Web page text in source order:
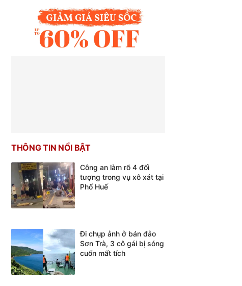
THÔNG TIN NỔI BẬT
Công an làm rõ 4 đối
tượng trong vụ xô xát tại
Phố Huế
Đi chụp ảnh ở bán đảo
Sơn Trà, 3 cô gái bị sóng
cuốn mất tích